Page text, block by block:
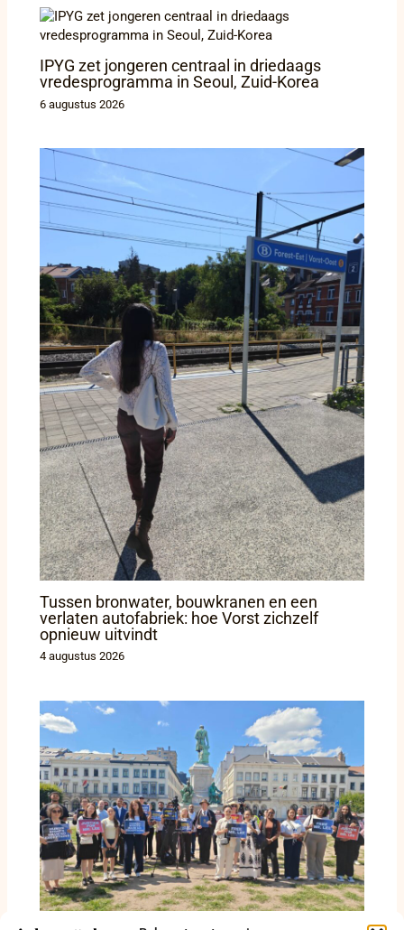
IPYG zet jongeren centraal in driedaags
vredesprogramma in Seoul, Zuid-Korea
6 augustus 2026
Tussen bronwater, bouwkranen en een
verlaten autofabriek: hoe Vorst zichzelf
opnieuw uitvindt
4 augustus 2026